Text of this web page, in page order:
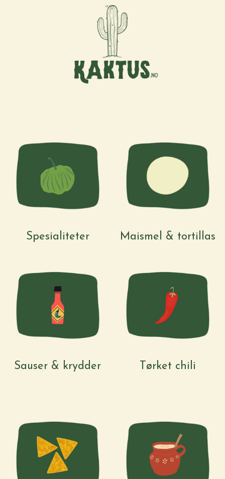
Spesialiteter Maismel & tortillas
Sauser & krydder Tørket chili